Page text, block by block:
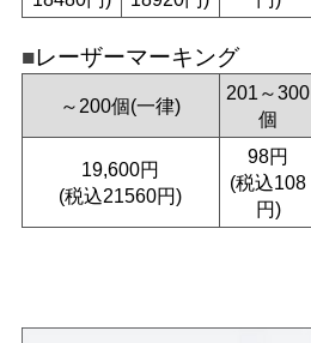
レーザーマーキング
～200個(一律)
201～300
個
19,600円
(税込21560円)
98円
(税込108
円)